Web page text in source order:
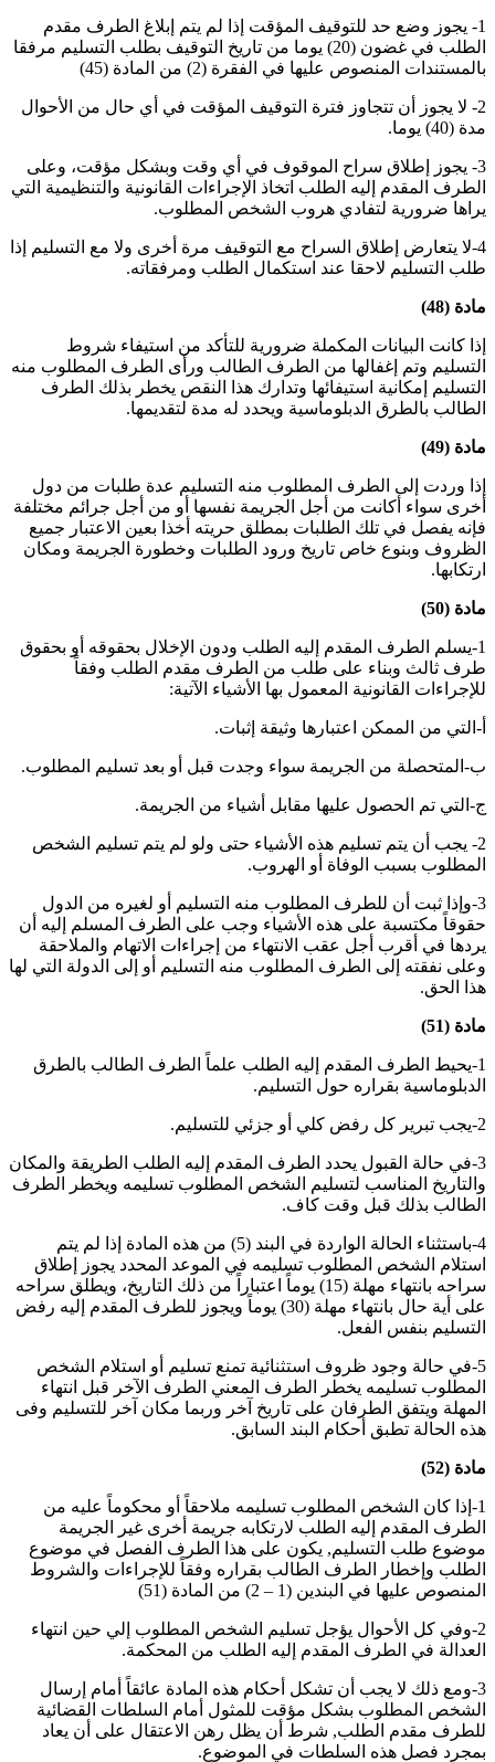
1- يجوز وضع حد للتوقيف المؤقت إذا لم يتم إبلاغ الطرف مقدم
الطلب في غضون (20) يوما من تاريخ التوقيف بطلب التسليم مرفقا
بالمستندات المنصوص عليها في الفقرة (2) من المادة (45)
2- لا يجوز أن تتجاوز فترة التوقيف المؤقت في أي حال من الأحوال
مدة (40) يوما
.
3- يجوز إطلاق سراح الموقوف في أي وقت وبشكل مؤقت، وعلى
الطرف المقدم إليه الطلب اتخاذ الإجراءات القانونية والتنظيمية التي
يراها ضرورية لتفادي هروب الشخص المطلوب.
4-لا يتعارض إطلاق السراح مع التوقيف مرة أخرى ولا مع التسليم إذا
طلب التسليم لاحقا عند استكمال الطلب ومرفقاته.
مادة (48)
إذا كانت البيانات المكملة ضرورية للتأكد من استيفاء شروط
التسليم وتم إغفالها من الطرف الطالب ورأى الطرف المطلوب منه
التسليم إمكانية استيفائها وتدارك هذا النقص يخطر بذلك الطرف
الطالب بالطرق الدبلوماسية ويحدد له مدة لتقديمها.
مادة (49)
إذا وردت إلى الطرف المطلوب منه التسليم عدة طلبات من دول
أخرى سواء أكانت من أجل الجريمة نفسها أو من أجل جرائم مختلفة
فإنه يفصل في تلك الطلبات بمطلق حريته أخذا بعين الاعتبار جميع
الظروف وبنوع خاص تاريخ ورود الطلبات وخطورة الجريمة ومكان
ارتكابها.
مادة (50)
1-يسلم الطرف المقدم إليه الطلب ودون الإخلال بحقوقه أو بحقوق
طرف ثالث وبناء على طلب من الطرف مقدم الطلب وفقاً
للإجراءات القانونية المعمول بها الأشياء الآتية:
أ‌-التي من الممكن اعتبارها وثيقة إثبات.
ب-المتحصلة من الجريمة سواء وجدت قبل أو بعد تسليم المطلوب.
ج‌-التي تم الحصول عليها مقابل أشياء من الجريمة.
2- يجب أن يتم تسليم هذه الأشياء حتى ولو لم يتم تسليم الشخص
المطلوب بسبب الوفاة أو الهروب.
3-وإذا ثبت أن للطرف المطلوب منه التسليم أو لغيره من الدول
حقوقاً مكتسبة على هذه الأشياء وجب على الطرف المسلم إليه أن
يردها في أقرب أجل عقب الانتهاء من إجراءات الاتهام والملاحقة
وعلى نفقته إلى الطرف المطلوب منه التسليم أو إلى الدولة التي لها
هذا الحق.
مادة (51)
1-يحيط الطرف المقدم إليه الطلب علماً الطرف الطالب بالطرق
الدبلوماسية بقراره حول التسليم.
2-يجب تبرير كل رفض كلي أو جزئي للتسليم .
3-في حالة القبول يحدد الطرف المقدم إليه الطلب الطريقة والمكان
والتاريخ المناسب لتسليم الشخص المطلوب تسليمه ويخطر الطرف
الطالب بذلك قبل وقت كاف.
4-باستثناء الحالة الواردة في البند (5) من هذه المادة إذا لم يتم
استلام الشخص المطلوب تسليمه في الموعد المحدد يجوز إطلاق
سراحه بانتهاء مهلة (15) يوماً اعتباراً من ذلك التاريخ، ويطلق سراحه
على أية حال بانتهاء مهلة (30) يوماً ويجوز للطرف المقدم إليه رفض
التسليم بنفس الفعل.
5-في حالة وجود ظروف استثنائية تمنع تسليم أو استلام الشخص
المطلوب تسليمه يخطر الطرف المعني الطرف الآخر قبل انتهاء
المهلة ويتفق الطرفان على تاريخ آخر وربما مكان آخر للتسليم وفى
هذه الحالة تطبق أحكام البند السابق.
مادة (52)
1-إذا كان الشخص المطلوب تسليمه ملاحقاً أو محكوماً عليه من
الطرف المقدم إليه الطلب لارتكابه جريمة أخرى غير الجريمة
موضوع طلب التسليم, يكون على هذا الطرف الفصل في موضوع
الطلب وإخطار الطرف الطالب بقراره وفقاً للإجراءات والشروط
المنصوص عليها في البندين (1 – 2) من المادة (51)
2-وفي كل الأحوال يؤجل تسليم الشخص المطلوب إلي حين انتهاء
العدالة في الطرف المقدم إليه الطلب من المحكمة.
3-ومع ذلك لا يجب أن تشكل أحكام هذه المادة عائقاً أمام إرسال
الشخص المطلوب بشكل مؤقت للمثول أمام السلطات القضائية
للطرف مقدم الطلب, شرط أن يظل رهن الاعتقال على أن يعاد
بمجرد فصل هذه السلطات في الموضوع.